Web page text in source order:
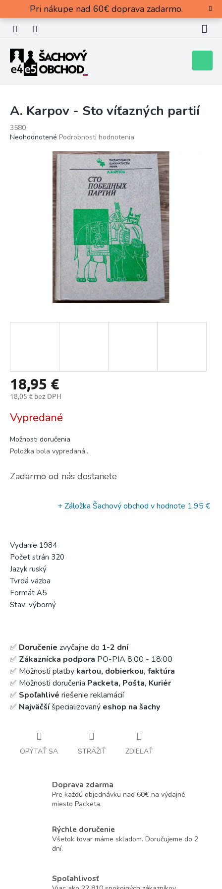
obsah
Pri nákupe nad 60€ doprava zadarmo.
košík
A. Karpov - Sto víťazných partií
3580
Priemerné
Neohodnotené Podrobnosti hodnotenia
18,95 €
18,05 € bez DPH
cena:
Vypredané
Možnosti doručenia
Položka bola vypredaná…
Zadarmo od nás dostanete
+ Záložka Šachový obchod v hodnote 1,95 €
Vydanie 1984
Počet strán 320
Jazyk ruský
Tvrdá väzba
Formát A5
Stav: výborný
✅ Doručenie zvyčajne do 1-2 dní
✅ Zákaznícka podpora PO-PIA 8:00 - 18:00
✅ Možnosti platby kartou, dobierkou, faktúra
✅ Možnosti doručenia Packeta, Pošta, Kuriér
✅ Spoľahlivé riešenie reklamácií
✅ Najväčšíšpecializovaný eshop na šachy
OPÝTAŤ SA STRÁŽIŤ ZDIEĽAŤ
Doprava zdarma
Pre každú objednávku nad 60€ na výdajné
miesto Packeta.
Rýchle doručenie
Všetok tovar máme skladom. Doručujeme do 2
dní.
Spoľahlivosť